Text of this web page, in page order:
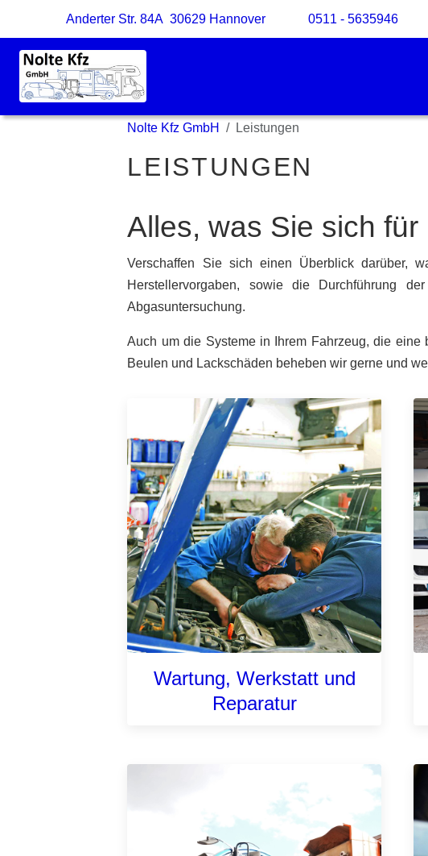
Anderter Str. 84A 30629 Hannover 0511 - 5635946
Nolte Kfz GmbH Leistungen
LEISTUNGEN
Alles, was Sie sich
Verschaffen Sie sich einen Überblick darüber,
Herstellervorgaben, sowie die Durchführung
Abgasuntersuchung.
Auch um die Systeme in Ihrem Fahrzeug, die
Beulen und Lackschäden beheben wir gerne und
Wartung, Werkstatt und
Reparatur